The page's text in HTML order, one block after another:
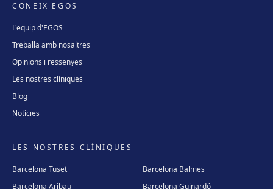
CONEIX EGOS
L'equip d'EGOS
Treballa amb nosaltres
Opinions i ressenyes
Les nostres clíniques
Blog
Notícies
LES NOSTRES CLÍNIQUES
Barcelona Tuset
Barcelona Balmes
Barcelona Aribau
Barcelona Guinardó